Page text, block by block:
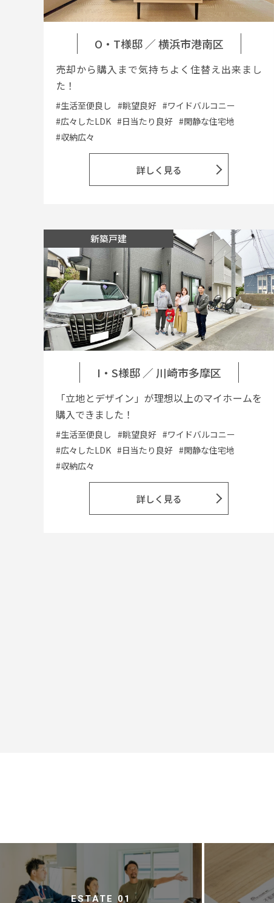
O・T様邸 ／横浜市港南区
売却から購入まで気持ちよく住替え出来まし
た！
#生活至便良し #眺望良好 #ワイドバルコニー
#広々したLDK #日当たり良好 #閑静な住宅地
#収納広々
詳しく見る
新築戸建
I・S様邸 ／ 川崎市多摩区
「立地とデザイン」が理想以上のマイホームを
購入できました！
#生活至便良し #眺望良好 #ワイドバルコニー
#広々したLDK #日当たり良好 #閑静な住宅地
#収納広々
詳しく見る
ESTATE 01